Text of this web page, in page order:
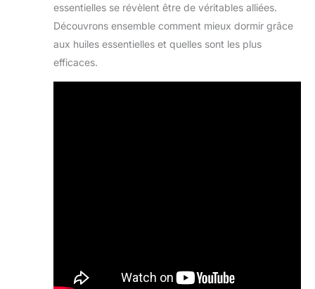
essentielles se révèlent être de véritables alliées.
Découvrons ensemble comment mieux dormir grâce
aux huiles essentielles et quelles sont les plus
efficaces.